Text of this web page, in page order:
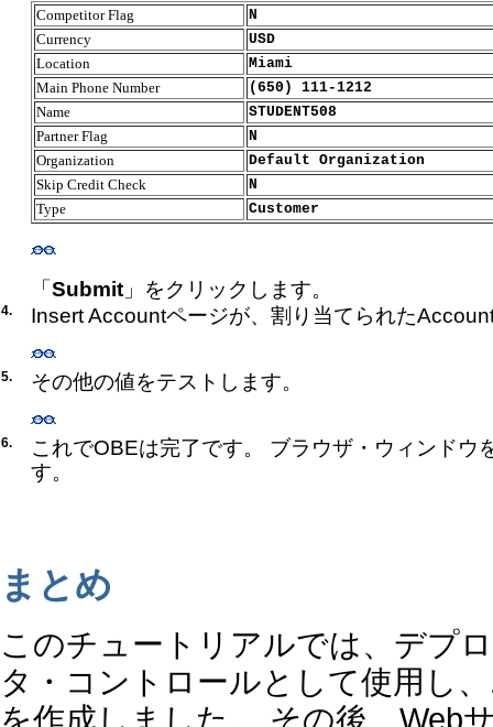
Competitor Flag
N
Currency
USD
Location
Miami
Main Phone Number
(650) 111-1212
Name
STUDENT508
Partner Flag
N
Organization
Default Organization
Skip Credit Check
N
Type
Customer
「Submit 」をクリックします。
4. Insert Accountページが、割り当てられた
5. その他の値をテストします。
6.
これでOBEは完了です。 ブラウザ・ウィンドウ
す。
まとめ
このチュートリアルでは、デプ
タ・コントロールとして使用し
を作成しました。 その後、Web